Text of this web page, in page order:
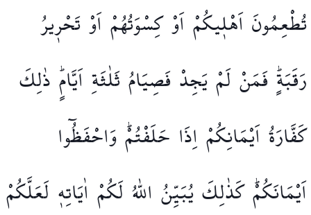
تُطْعِمُونَاَهْل۪يكُمْاَوْكِسْوَتُهُمْاَوْتَحْر۪يرُ
رَقَبَةٍۜفَمَنْلَمْيَجِدْ فَصِيَامُثَلٰثَةِاَيَّامٍۜ ذٰلِكَ
كَفَّارَةُاَيْمَانِكُمْاِذَا حَلَفْتُمْۜوَاحْفَظُٓوا
اَيْمَانَكُمْۜكَذٰلِكَيُبَيِّنُ اللّٰهُلَكُمْ اٰيَاتِه۪ لَعَلَّكُمْ